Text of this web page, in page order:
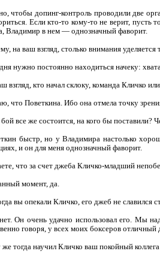
чтобы допинг-контроль проводили две
Если кто-то кому-то не верит,
Владимир в нем — однозначный фаворит.
на ваш взгляд, столько внимания уделяется
нужно постоянно находиться начеку:
взгляд, кто начал склоку, команда Кличко
что Поветкина. Ибо она отмела точку
все же состоится, на кого бы поставили?
быстр, но у Владимира настолько
и он для меня однозначный фаворит.
что за счет джеба Кличко-младший
момент, да.
вы опекали Кличко, его джеб не славился
Он очень удачно использовал его. Мы
говоря, у всех моих боксеров отличный
тогда научил Кличко ваш покойный